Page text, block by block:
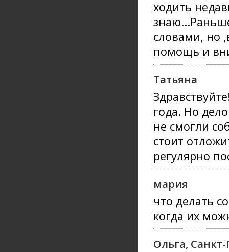
ходить
словами, но
помощь и
Татьяна
года. Но
не смогли
стоит
регулярно
мария
что делать
когда их
Ольга,